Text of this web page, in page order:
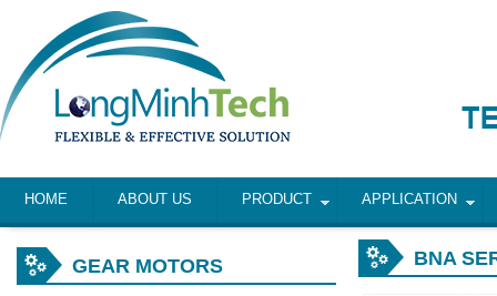
HOME ABOUT US PRODUCT APPLICATION
GEAR MOTORS BNA